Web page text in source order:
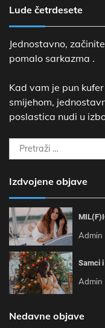
Lude četrdesete
Jednostavno,
pomalo sarkazma .
Kad vam je pun
smijehom,
poslastica nudi u
Pretraži:
Izdvojene objave
Admin
Samci i
Admin
Nedavne objave